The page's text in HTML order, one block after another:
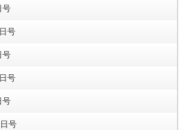
号
号
号
号
号
号